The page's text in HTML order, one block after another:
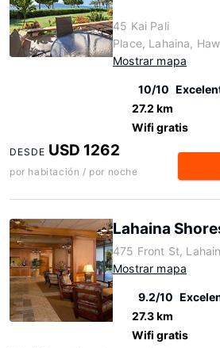
45 Kai Pali
Place, Lahaina,
Mostrar mapa
10/10
27.2 km
Wifi gratis
DESDE USD 1262
por habitación / por noche
Lahaina
475 Front St,
Mostrar mapa
9.2/10
27.3 km
Wifi gratis